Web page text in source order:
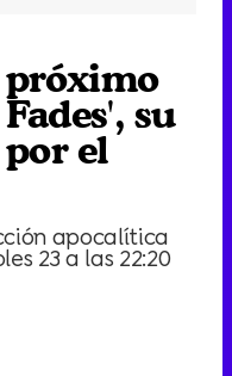
próximo
su
el
apocalítica
23 a las 22:20